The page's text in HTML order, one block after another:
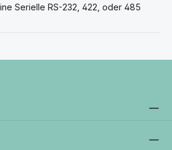
Serielle RS-232, 422, oder 485